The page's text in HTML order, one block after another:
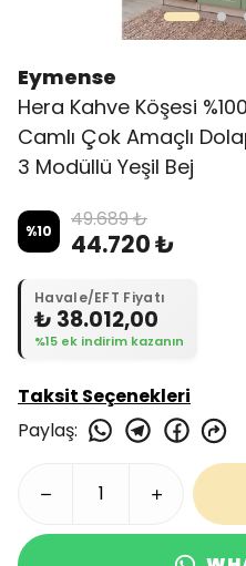
Eymense
Hera Kahve Köşesi
Camlı Çok Amaçlı
3 Modüllü Yeşil Bej
%10 49.689 ₺
44.720 ₺
Havale/EFT Fiyatı
₺ 38.012,00
%15 ek indirim kazanın
Taksit Seçenekleri
Paylaş: